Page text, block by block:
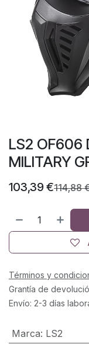
LS2 OF606
MILITARY
103,39€114,88
Términos y
Grantía de
Envío: 2-3 días
Marca: LS2